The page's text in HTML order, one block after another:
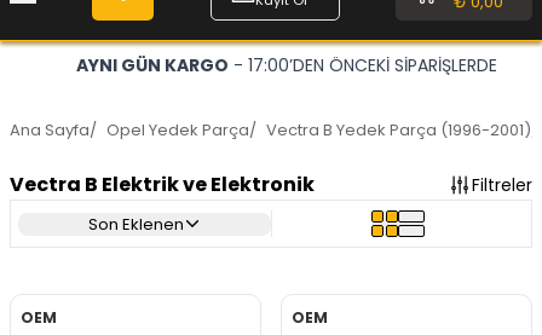
OPEL VE CHEVROLET- RESMİ YEDEK
Ana Sayfa/ Opel Yedek Parça/ Vectra B Yedek Parça (1996-2001)
Vectra B Elektrik ve Elektronik Filtreler
Son Eklenen
OEM
OEM